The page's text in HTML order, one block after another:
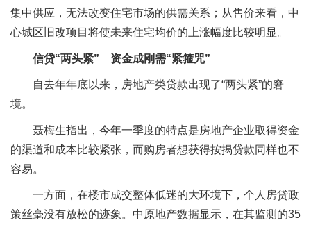
集中供应，无法改变住宅市场的供需关系；从售价来看，中
心城区旧改项目将使未来住宅均价的上涨幅度比较明显。
信贷“两头紧” 资金成刚需“紧箍咒”
自去年年底以来，房地产类贷款出现了“两头紧”的窘
境。
聂梅生指出，今年一季度的特点是房地产企业取得资金
的渠道和成本比较紧张，而购房者想获得按揭贷款同样也不
容易。
一方面，在楼市成交整体低迷的大环境下，个人房贷政
策丝毫没有放松的迹象。中原地产数据显示，在其监测的35